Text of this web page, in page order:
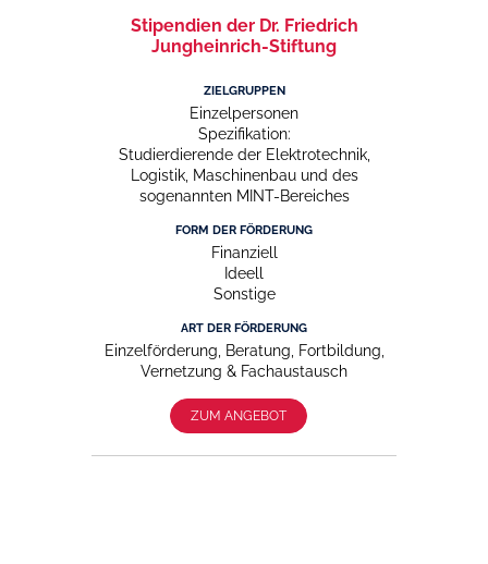
Stipendien der Dr. Friedrich
Jungheinrich-Stiftung
ZIELGRUPPEN
Einzelpersonen
Spezifikation:
Studierdierende der Elektrotechnik,
Logistik, Maschinenbau und des
sogenannten MINT-Bereiches
FORM DER FÖRDERUNG
Finanziell
Ideell
Sonstige
ART DER FÖRDERUNG
Einzelförderung, Beratung, Fortbildung,
Vernetzung & Fachaustausch
ZUM ANGEBOT